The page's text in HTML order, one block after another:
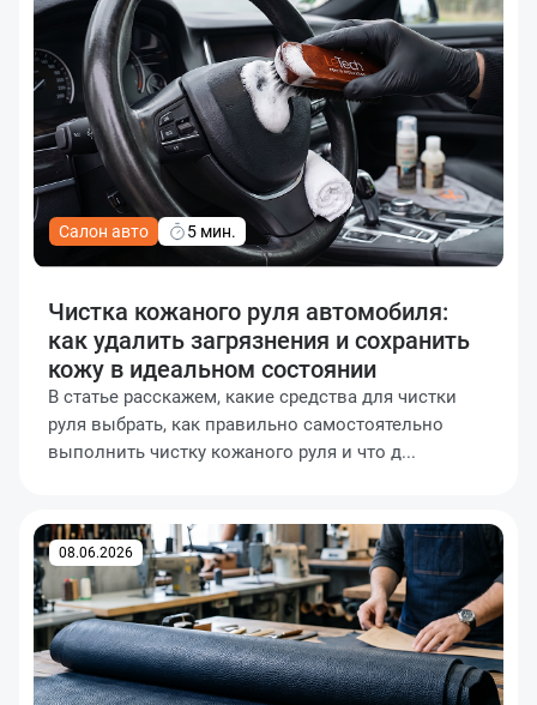
Салон авто 5 мин.
Чистка кожаного руля автомобиля:
как удалить загрязнения и сохранить
кожу в идеальном состоянии
В статье расскажем, какие средства для чистки
руля выбрать, как правильно самостоятельно
выполнить чистку кожаного руля и что д...
08.06.2026